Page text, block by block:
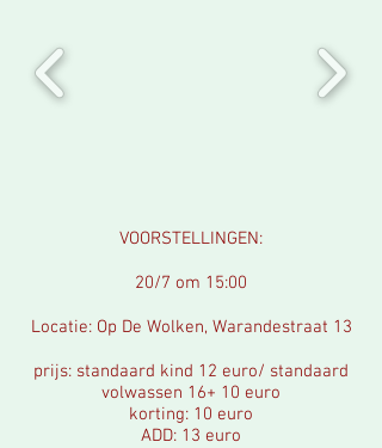
VOORSTELLINGEN:
20/7 om 15:00
Locatie: Op De Wolken, Warandestraat 13
prijs: standaard kind 12 euro/ standaard
volwassen 16+ 10 euro
korting: 10 euro
ADD: 13 euro